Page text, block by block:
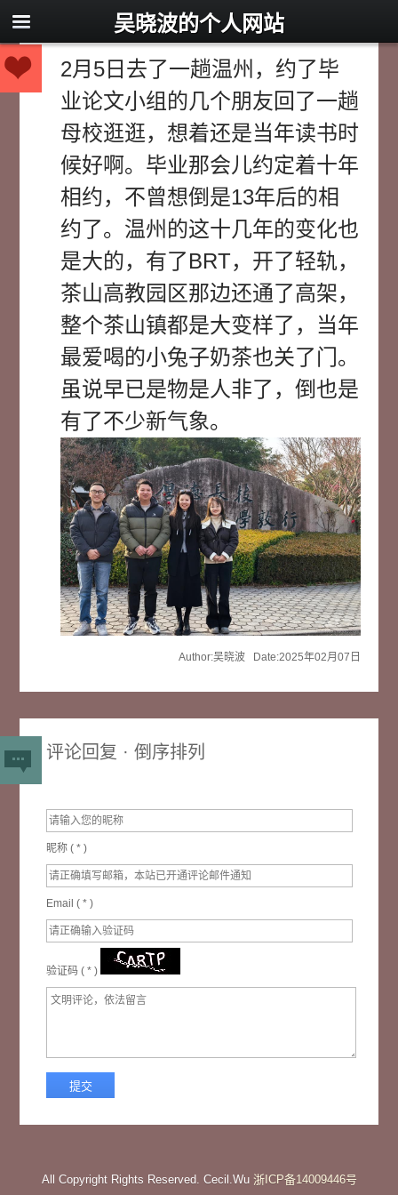
吴晓波的个人网站
2月5日去了一趟温州，约了毕
业论文小组的几个朋友回了一趟
母校逛逛，想着还是当年读书时
候好啊。毕业那会儿约定着十年
相约，不曾想倒是13年后的相
约了。温州的这十几年的变化也
是大的，有了BRT，开了轻轨，
茶山高教园区那边还通了高架，
整个茶山镇都是大变样了，当年
最爱喝的小兔子奶茶也关了门。
虽说早已是物是人非了，倒也是
有了不少新气象。
Author:吴晓波 Date:2025年02月07日
评论回复 · 倒序排列
昵称 (*)
Email (*)
验证码 (*)
All Copyright Rights Reserved. Cecil.Wu 浙ICP备14009446号